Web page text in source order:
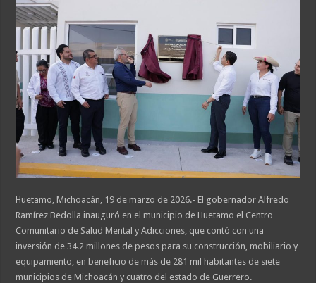
Huetamo, Michoacán, 19 de marzo de 2026.- El gobernador Alfredo
Ramírez Bedolla inauguró en el municipio de Huetamo el Centro
Comunitario de Salud Mental y Adicciones, que contó con una
inversión de 34.2 millones de pesos para su construcción, mobiliario y
equipamiento, en beneficio de más de 281 mil habitantes de siete
municipios de Michoacán y cuatro del estado de Guerrero.